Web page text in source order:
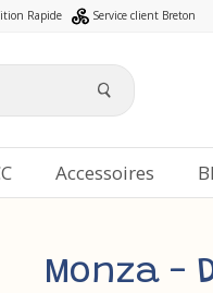
Rapide Service client Breton
Accessoires
Monza -